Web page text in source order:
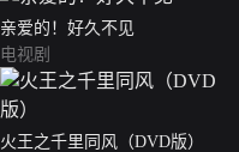
亲爱的！好久不见
电视剧
火王之千里同风（DVD版）